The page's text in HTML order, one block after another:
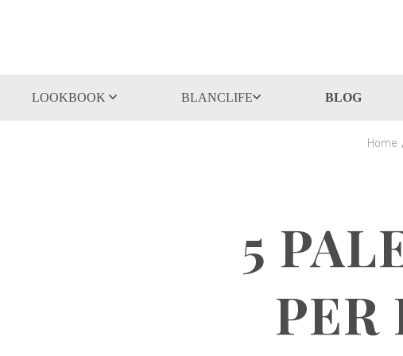
LOOKBOOK BLANCLIFE BLOG
Home
5
PER